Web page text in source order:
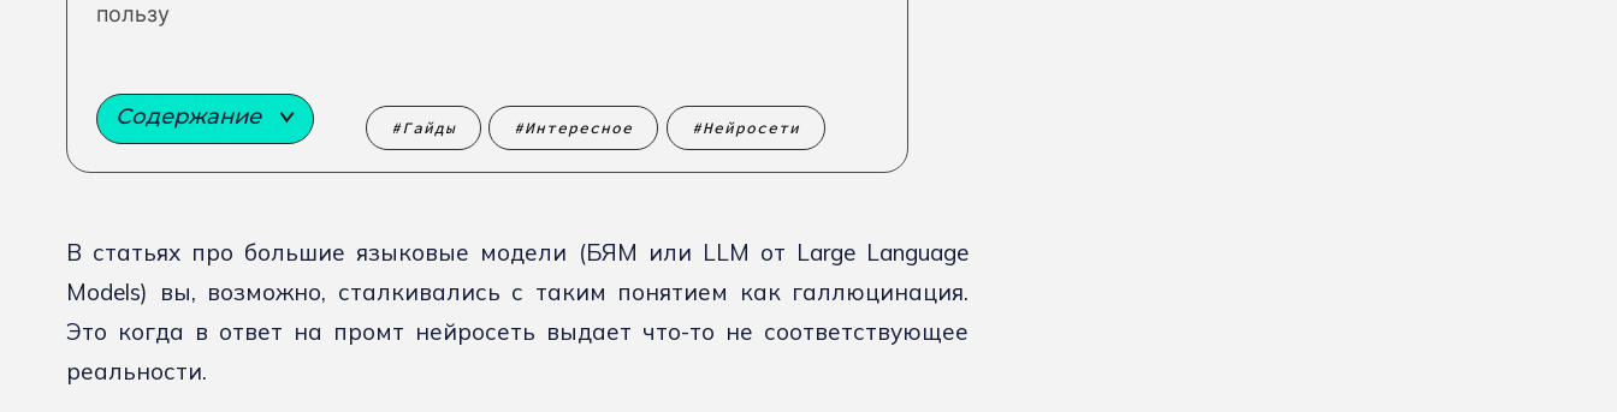
пользу
Содержание Гайды Интересное Нейросети
В статьях про большие языковые модели (БЯМ или LLM от Large Language
Models) вы, возможно, сталкивались с таким понятием как галлюцинация.
Это когда в ответ на промт нейросеть выдает что-то не соответствующее
реальности.